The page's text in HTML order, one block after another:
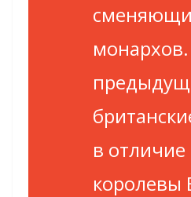
в отличие
королевы